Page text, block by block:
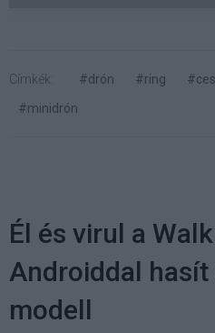
Címkék: #drón #ring
#minidrón
Él és virul a
Androiddal
modell